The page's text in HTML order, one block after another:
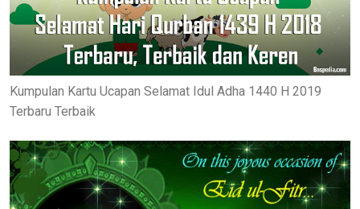
Kumpulan Kartu Ucapan Selamat Idul Adha 1440 H 2019
Terbaru Terbaik